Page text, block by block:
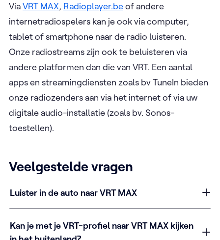
ViaVRT MAX, Radioplayer.beof andere
internetradiospelers kan je ook via computer,
tablet of smartphone naar de radio luisteren.
Onze radiostreams zijn ook te beluisteren via
andere platformen dan die van VRT. Een aantal
apps en streamingdiensten zoals bv TuneIn bieden
onze radiozenders aan via het internet of via uw
digitale audio-installatie (zoals bv. Sonos-
toestellen).
Veelgestelde vragen
Luister in de auto naar VRT MAX
Kan je met je VRT-profiel naar VRT MAX kijken